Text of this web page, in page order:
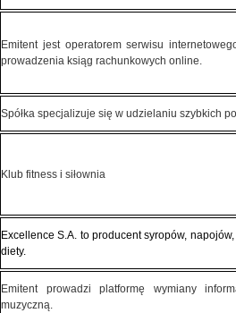
Emitent jest operatorem serwisu
prowadzenia ksiąg rachunkowych online.
Spółka specjalizuje się w udzielaniu szybkich
Klub fitness i siłownia
Excellence S.A. to producent syropów,
diety.
Emitent prowadzi platformę wymiany
muzyczną.